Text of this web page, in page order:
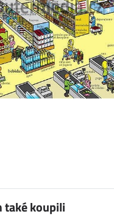
koupili